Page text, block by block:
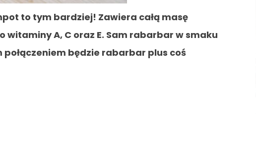
to tym bardziej! Zawiera całą masę
witaminy A, C oraz E. Sam rabarbar w smaku
będzie rabarbar plus coś